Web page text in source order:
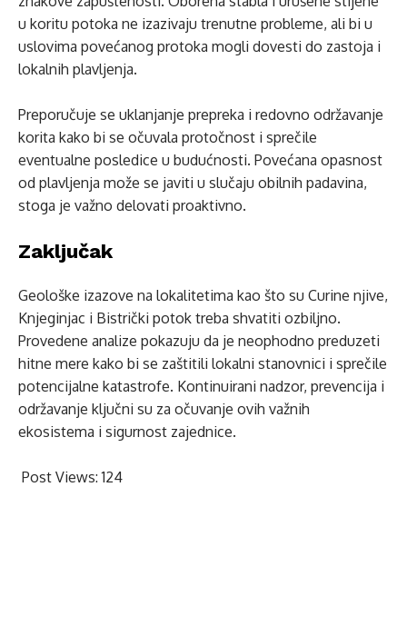
u koritu potoka ne izazivaju trenutne probleme, ali bi u
uslovima povećanog protoka mogli dovesti do zastoja i
lokalnih plavljenja.
Preporučuje se uklanjanje prepreka i redovno održavanje
korita kako bi se očuvala protočnost i sprečile
eventualne posledice u budućnosti. Povećana opasnost
od plavljenja može se javiti u slučaju obilnih padavina,
stoga je važno delovati proaktivno.
Zaključak
Geološke izazove na lokalitetima kao što su Curine njive,
Knjeginjac i Bistrički potok treba shvatiti ozbiljno.
Provedene analize pokazuju da je neophodno preduzeti
hitne mere kako bi se zaštitili lokalni stanovnici i sprečile
potencijalne katastrofe. Kontinuirani nadzor, prevencija i
održavanje ključni su za očuvanje ovih važnih
ekosistema i sigurnost zajednice.
Post Views: 124